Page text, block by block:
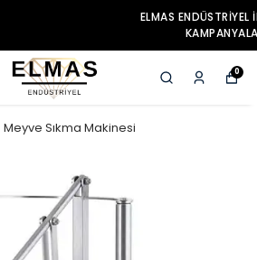
ILE SEÇILI ÜRÜNLERDE ÖZEL
0
Meyve Sıkma Makinesi